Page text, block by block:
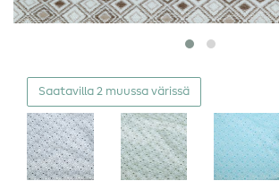
Saatavilla 2 muussa värissä